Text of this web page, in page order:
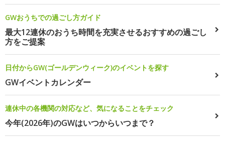
GWおうちでの過ごし方ガイド
最大12連休のおうち時間を充実させるおすすめの過ごし
方をご提案
日付からGW(ゴールデンウィーク)のイベントを探す
GWイベントカレンダー
連休中の各機関の対応など、気になることをチェック
今年(2026年)のGWはいつからいつまで？